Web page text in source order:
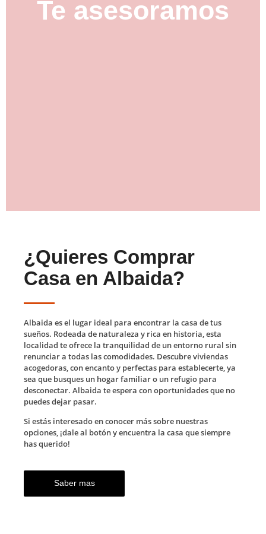
Te asesoramos
¿Quieres Comprar
Casa en Albaida?
Albaida es el lugar ideal para encontrar la casa de tus
sueños. Rodeada de naturaleza y rica en historia, esta
localidad te ofrece la tranquilidad de un entorno rural sin
renunciar a todas las comodidades. Descubre viviendas
acogedoras, con encanto y perfectas para establecerte, ya
sea que busques un hogar familiar o un refugio para
desconectar. Albaida te espera con oportunidades que no
puedes dejar pasar.
Si estás interesado en conocer más sobre nuestras
opciones, ¡dale al botón y encuentra la casa que siempre
has querido!
Saber mas